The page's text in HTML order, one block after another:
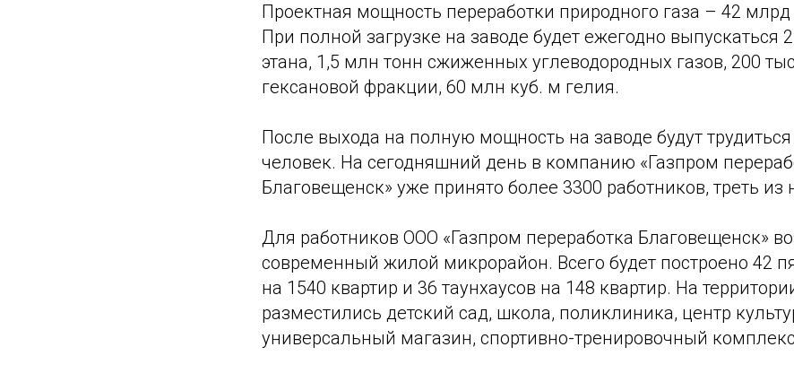
Проектная мощность переработки природного газа – 42 млрд
При полной загрузке на заводе будет ежегодно выпускаться
этана, 1,5 млн тонн сжиженных углеводородных газов, 200
гексановой фракции, 60 млн куб. м гелия.
После выхода на полную мощность на заводе будут
человек. На сегодняшний день в компанию «Газпром
Благовещенск» уже принято более 3300 работников, треть из
Для работников ООО «Газпром переработка Благовещенск»
современный жилой микрорайон. Всего будет построено 42
на 1540 квартир и 36 таунхаусов на 148 квартир. На
разместились детский сад, школа, поликлиника, центр
универсальный магазин, спортивно-тренировочный